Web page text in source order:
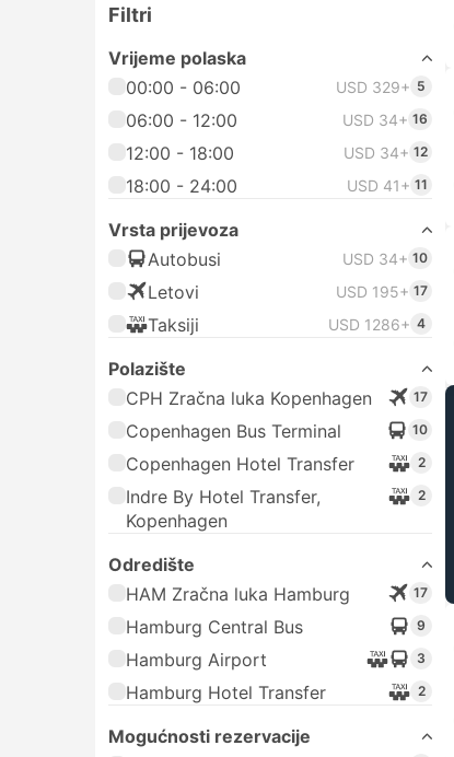
Filtri
Vrijeme polaska
00:00 - 06:00
USD 329+ 5
06:00 - 12:00 USD 34+ 16
12:00 - 18:00 USD 34+ 12
18:00 - 24:00 USD 41+ 11
Vrsta prijevoza
Autobusi
USD 34+ 10
Letovi USD 195+ 17
Taksiji USD 1286+ 4
Polazište
CPH Zračna luka Kopenhagen
17
Copenhagen Bus Terminal 10
Copenhagen Hotel Transfer 2
Indre By Hotel Transfer,
Kopenhagen
2
Odredište
HAM Zračna luka Hamburg
17
Hamburg Central Bus 9
Hamburg Airport 3
Hamburg Hotel Transfer 2
Mogućnosti rezervacije